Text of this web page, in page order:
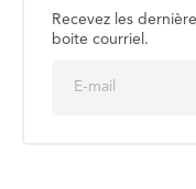
Recevez les
boite courriel.